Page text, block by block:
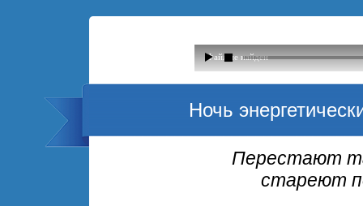
Файл не найден
Ночь
Перестают
стареют